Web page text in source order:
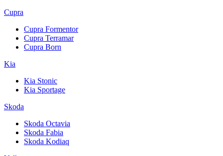
Cupra
Cupra Formentor
Cupra Terramar
Cupra Born
Kia
Kia Stonic
Kia Sportage
Skoda
Skoda Octavia
Skoda Fabia
Skoda Kodiaq